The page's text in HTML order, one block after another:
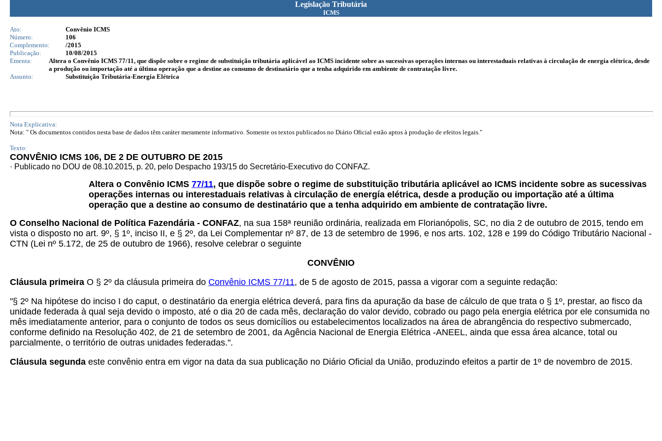
Legislação Tributária
ICMS
Ato:
Convênio ICMS
Número:
106
Complemento:
/2015
Publicação:
10/08/2015
Ementa:
Altera o Convênio ICMS 77/11, que dispõe sobre o regime de substituição tributária aplicável ao ICMS incidente sobre as sucessivas operações internas ou interestaduais relativas à circulação de energía elétrica, desde
a produção ou importação até a última operação que a destine ao consumo de destinatário que a tenha adquirido em ambiente de contratação livre.
Assunto:
Substituição Tributária-Energia Elétrica
Nota Explicativa:
Nota: " Os documentos contidos nesta base de dados têm caráter meramente informativo. Somente os textos publicados no Diário Oficial estão aptos à produção de efeitos legais."
Texto:
CONVÊNIO ICMS 106, DE 2 DE OUTUBRO DE 2015
· Publicado no DOU de 08.10.2015, p. 20, pelo Despacho 193/15 do Secretário-Executivo do CONFAZ.
Altera o Convênio ICMS 77/11, que dispõe sobre o regime de substituição tributária aplicável ao ICMS incidente sobre as sucessivas
operações internas ou interestaduais relativas à circulação de energía elétrica, desde a produção ou importação até a última
operação que a destine ao consumo de destinatário que a tenha adquirido em ambiente de contratação livre.
O Conselho Nacional de Política Fazendária - CONFAZ, na sua 158ª reunião ordinária, realizada em Florianópolis, SC, no dia 2 de outubro de 2015, tendo em
vista o disposto no art. 9º, § 1º, inciso II, e § 2º, da Lei Complementar nº 87, de 13 de setembro de 1996, e nos arts. 102, 128 e 199 do Código Tributário Nacional -
CTN (Lei nº 5.172, de 25 de outubro de 1966), resolve celebrar o seguinte
CONVÊNIO
Cláusula primeira O § 2º da cláusula primeira do Convênio ICMS 77/11, de 5 de agosto de 2015, passa a vigorar com a seguinte redação:
"§ 2º Na hipótese do inciso I do caput, o destinatário da energia elétrica deverá, para fins da apuração da base de cálculo de que trata o § 1º, prestar, ao fisco da
unidade federada à qual seja devido o imposto, até o dia 20 de cada mês, declaração do valor devido, cobrado ou pago pela energia elétrica por ele consumida no
mês imediatamente anterior, para o conjunto de todos os seus domicílios ou estabelecimentos localizados na área de abrangência do respectivo submercado,
conforme definido na Resolução 402, de 21 de setembro de 2001, da Agência Nacional de Energia Elétrica -ANEEL, ainda que essa área alcance, total ou
parcialmente, o território de outras unidades federadas.".
Cláusula segunda este convênio entra em vigor na data da sua publicação no Diário Oficial da União, produzindo efeitos a partir de 1º de novembro de 2015.